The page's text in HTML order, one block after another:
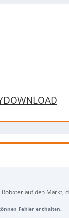
DOWNLOAD
auf den Markt,
Sensorik, unter
Fehler enthalten.